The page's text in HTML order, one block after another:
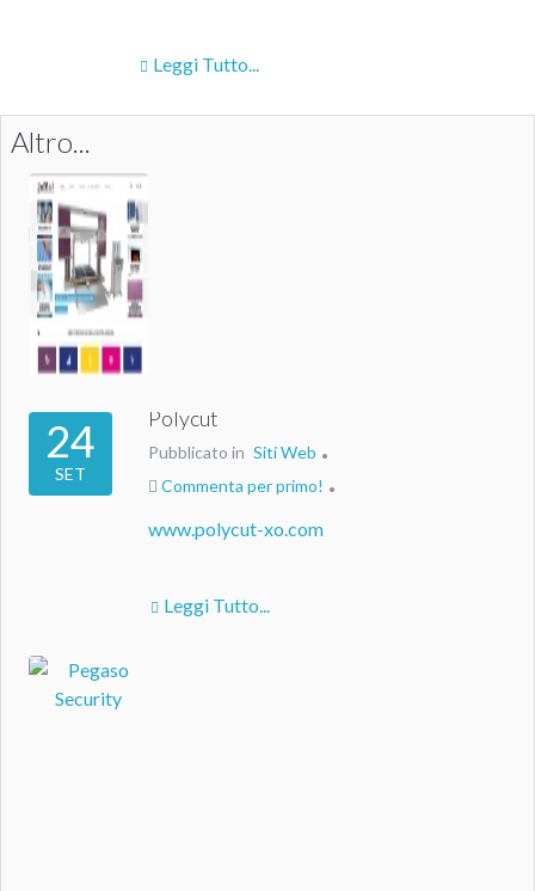
Leggi Tutto...
Altro...
24
SET
Polycut
Pubblicato in Siti Web
Commenta per primo!
www.polycut-xo.com
Leggi Tutto...